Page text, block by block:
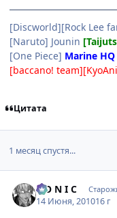
[Discworld][Rock Lee
[Naruto] Jounin
[One Piece] Marine HQ
[baccano!
Цитата
1 месяц спустя...
S O N I C
14 Июня, 201016 г